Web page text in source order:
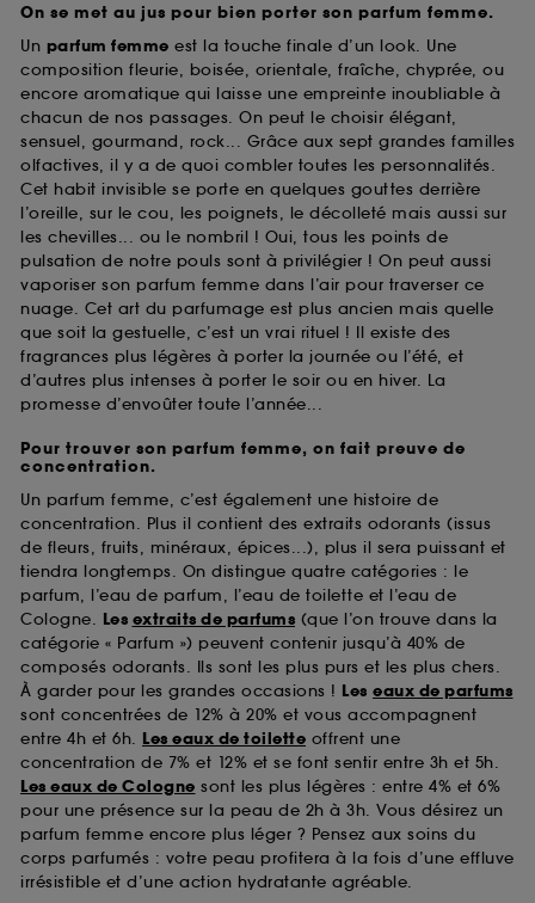
On se met au jus pour bien porter son parfum femme.
Un parfum femme est la touche finale d’un look. Une
composition fleurie, boisée, orientale, fraîche, chyprée, ou
encore aromatique qui laisse une empreinte inoubliable à
chacun de nos passages. On peut le choisir élégant,
sensuel, gourmand, rock... Grâce aux sept grandes familles
olfactives, il y a de quoi combler toutes les personnalités.
Cet habit invisible se porte en quelques gouttes derrière
l’oreille, sur le cou, les poignets, le décolleté mais aussi sur
les chevilles... ou le nombril ! Oui, tous les points de
pulsation de notre pouls sont à privilégier ! On peut aussi
vaporiser son parfum femme dans l’air pour traverser ce
nuage. Cet art du parfumage est plus ancien mais quelle
que soit la gestuelle, c’est un vrai rituel ! Il existe des
fragrances plus légères à porter la journée ou l’été, et
d’autres plus intenses à porter le soir ou en hiver. La
promesse d’envoûter toute l’année...
Pour trouver son parfum femme, on fait preuve de
concentration.
Un parfum femme, c’est également une histoire de
concentration. Plus il contient des extraits odorants (issus
de fleurs, fruits, minéraux, épices...), plus il sera puissant et
tiendra longtemps. On distingue quatre catégories : le
parfum, l’eau de parfum, l’eau de toilette et l’eau de
Cologne. Les extraits de parfums (que l’on trouve dans la
catégorie « Parfum ») peuvent contenir jusqu’à 40% de
composés odorants. Ils sont les plus purs et les plus chers.
À garder pour les grandes occasions ! Les eaux de parfums
sont concentrées de 12% à 20% et vous accompagnent
entre 4h et 6h. Les eaux de toilette offrent une
concentration de 7% et 12% et se font sentir entre 3h et 5h.
Les eaux de Cologne sont les plus légères : entre 4% et 6%
pour une présence sur la peau de 2h à 3h. Vous désirez un
parfum femme encore plus léger ? Pensez aux soins du
corps parfumés : votre peau profitera à la fois d’une effluve
irrésistible et d’une action hydratante agréable.